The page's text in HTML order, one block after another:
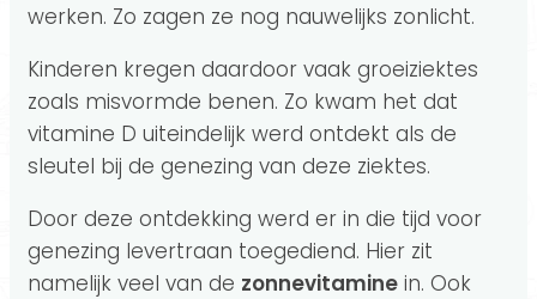
werken. Zo zagen ze nog nauwelijks zonlicht.
Kinderen kregen daardoor vaak groeiziektes
zoals misvormde benen. Zo kwam het dat
vitamine D uiteindelijk werd ontdekt als de
sleutel bij de genezing van deze ziektes.
Door deze ontdekking werd er in die tijd voor
genezing levertraan toegediend. Hier zit
namelijk veel van de zonnevitamine in. Ook